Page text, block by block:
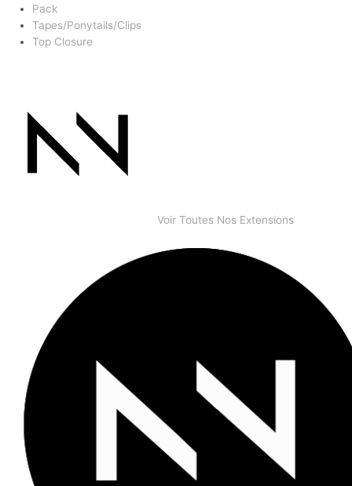
Pack
Tapes/Ponytails/Clips
Top Closure
Voir Toutes Nos Extensions